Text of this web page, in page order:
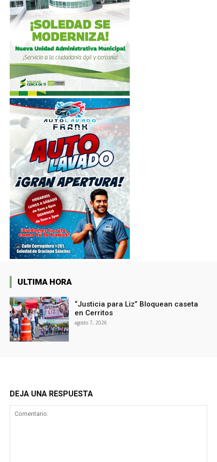
ULTIMA HORA
“Justicia para Liz” Bloquean caseta
en Cerritos
agosto 7, 2026
DEJA UNA RESPUESTA